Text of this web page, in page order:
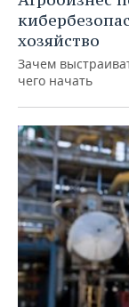
хозяйство
Зачем
чего начать